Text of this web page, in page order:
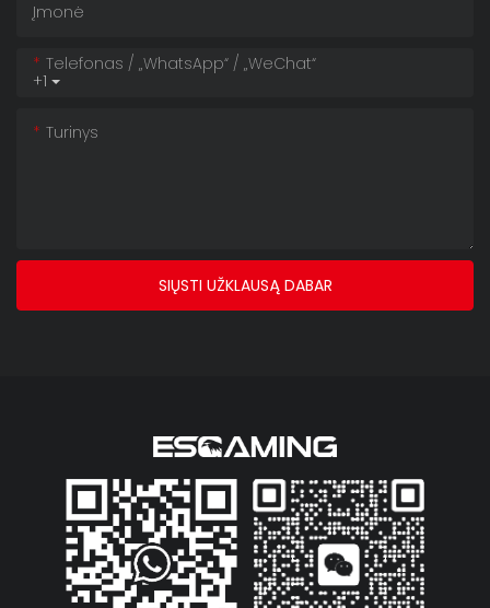
Įmonė
+1
Telefonas / „WhatsApp“ / „WeChat“
Turinys
SIŲSTI UŽKLAUSĄ DABAR